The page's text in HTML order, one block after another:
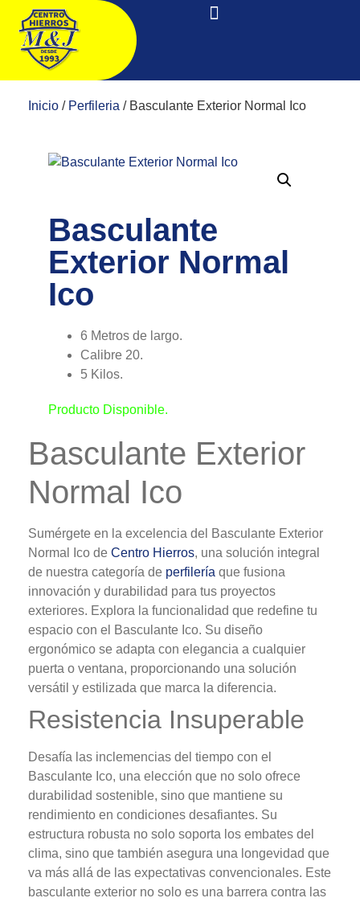
Inicio / Perfileria / Basculante Exterior Normal Ico
Basculante
Exterior Normal
Ico
6 Metros de largo.
Calibre 20.
5 Kilos.
Producto Disponible.
Basculante Exterior
Normal Ico
Sumérgete en la excelencia del Basculante Exterior
Normal Ico de Centro Hierros, una solución integral
de nuestra categoría de perfilería que fusiona
innovación y durabilidad para tus proyectos
exteriores. Explora la funcionalidad que redefine tu
espacio con el Basculante Ico. Su diseño
ergonómico se adapta con elegancia a cualquier
puerta o ventana, proporcionando una solución
versátil y estilizada que marca la diferencia.
Resistencia Insuperable
Desafía las inclemencias del tiempo con el
Basculante Ico, una elección que no solo ofrece
durabilidad sostenible, sino que mantiene su
rendimiento en condiciones desafiantes. Su
estructura robusta no solo soporta los embates del
clima, sino que también asegura una longevidad que
va más allá de las expectativas convencionales. Este
basculante exterior no solo es una barrera contra las